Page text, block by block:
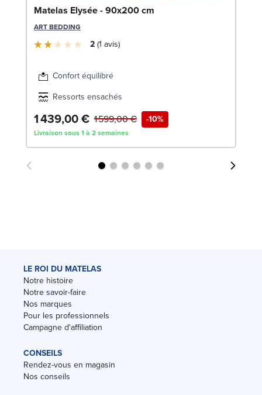
Matelas Elysée - 90x200 cm
ART BEDDING
2 1 avis
Confort équilibré
Ressorts ensachés
1 439,00 € -10%
1 599,00 €
Livraison sous 1 à 2 semaines
LE ROI DU MATELAS
Notre histoire
Notre savoir-faire
Nos marques
Pour les professionnels
Campagne d'affiliation
CONSEILS
Rendez-vous en magasin
Nos conseils